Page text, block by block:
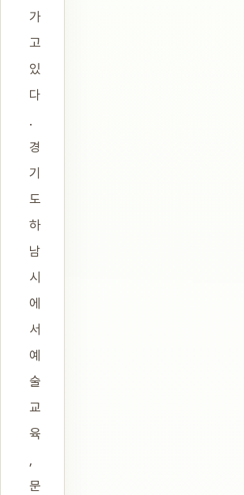
가
고
있
다
.
경
기
도
하
남
시
에
서
예
술
교
육
,
문